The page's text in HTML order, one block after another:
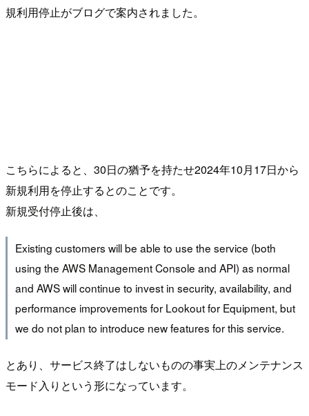
規利用停止がブログで案内されました。
こちらによると、30日の猶予を持たせ2024年10月17日から
新規利用を停止するとのことです。
新規受付停止後は、
Existing customers will be able to use the service (both
using the AWS Management Console and API) as normal
and AWS will continue to invest in security, availability, and
performance improvements for Lookout for Equipment, but
we do not plan to introduce new features for this service.
とあり、サービス終了はしないものの事実上のメンテナンス
モード入りという形になっています。